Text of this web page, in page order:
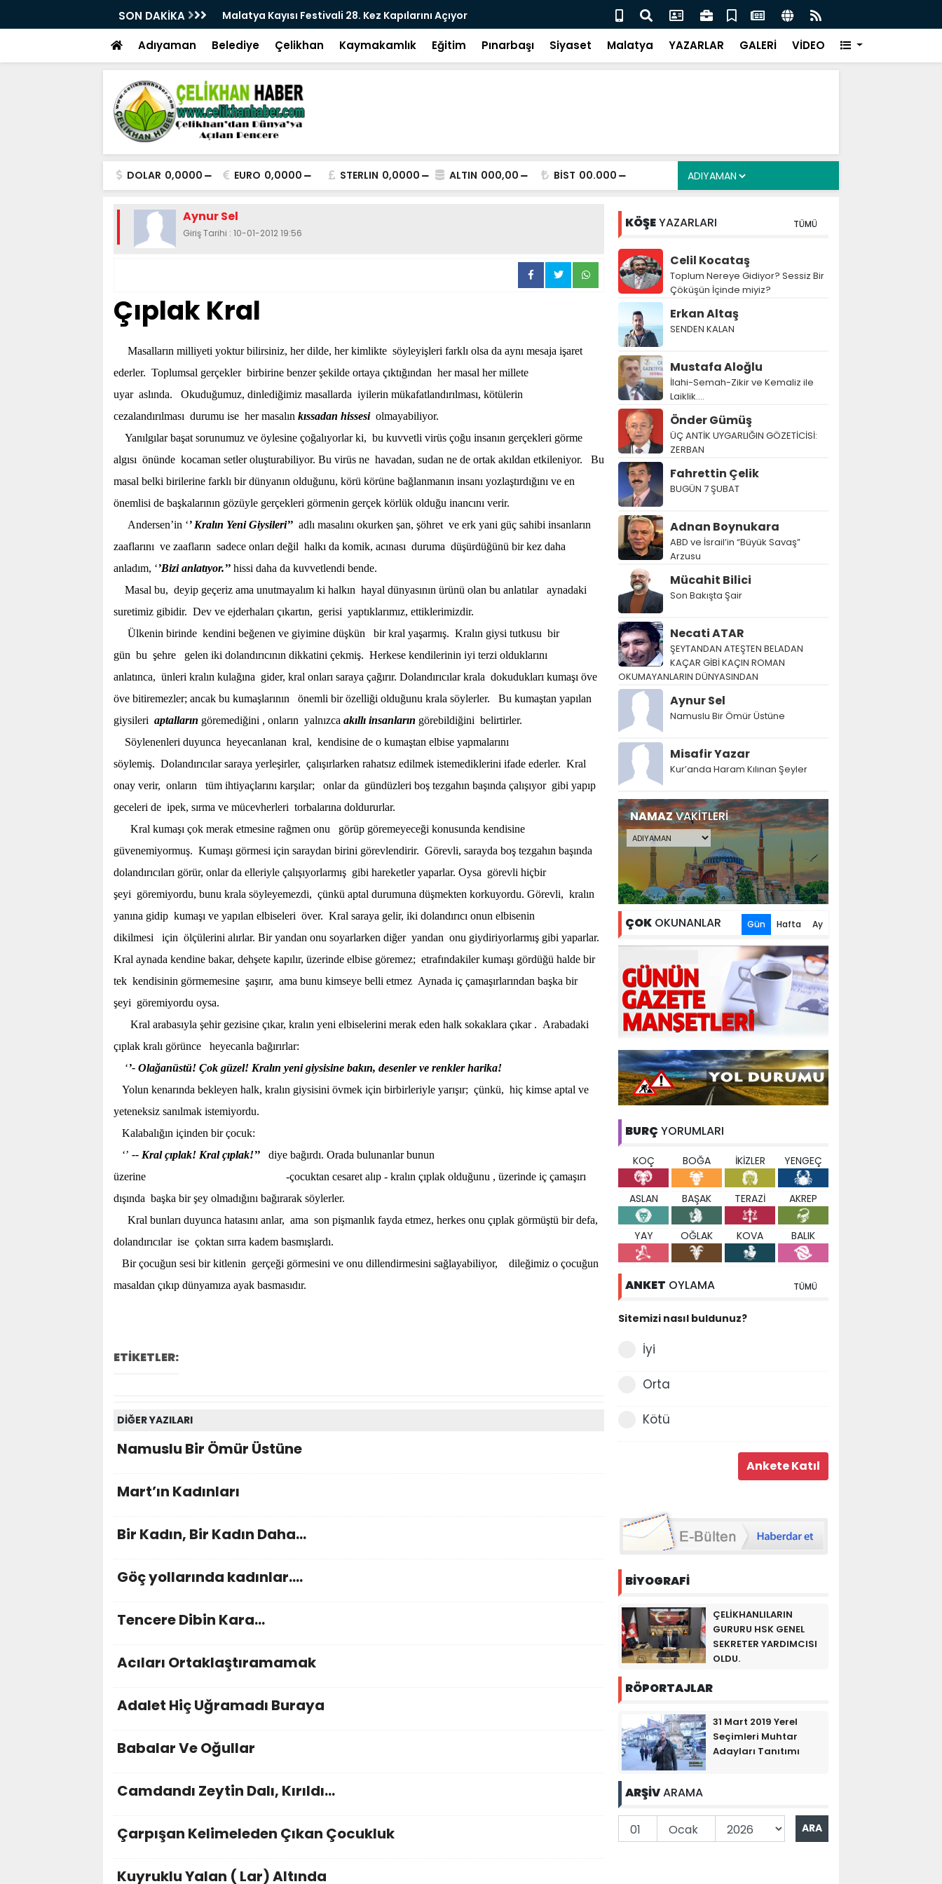
SON DAKİKA
Kez Kapılarını Açıyor Vesayetten Siyasete: DEM Parti’nin Tarihi Sınavı Milletvekili Alkayış, Cibuti’de diplomatik temaslarda bulundu
Adıyaman Belediye Çelikhan Kaymakamlık Eğitim Pınarbaşı Siyaset Malatya YAZARLAR GALERİ VİDEO
DOLAR 0,0000 EURO 0,0000 STERLIN 0,0000 ALTIN 000,00 BİST 00.000
Aynur Sel
Giriş Tarihi : 10-01-2012 19:56
Çıplak Kral
Masalların milliyeti yoktur bilirsiniz, her dilde, her kimlikte söyleyişleri farklı olsa da aynı mesaja işaret
ederler. Toplumsal gerçekler birbirine benzer şekilde ortaya çıktığından her masal her millete
uyar aslında. Okuduğumuz, dinlediğimiz masallarda iyilerin mükafatlandırılması, kötülerin
cezalandırılması durumu ise her masalın kıssadan hissesi olmayabiliyor.
Yanılgılar başat sorunumuz ve öylesine çoğalıyorlar ki, bu kuvvetli virüs çoğu insanın gerçekleri görme
algısı önünde kocaman setler oluşturabiliyor. Bu virüs ne havadan, sudan ne de ortak akıldan etkileniyor. Bu
masal belki birilerine farklı bir dünyanın olduğunu, körü körüne bağlanmanın insanı yozlaştırdığını ve en
önemlisi de başkalarının gözüyle gerçekleri görmenin gerçek körlük olduğu inancını verir.
Andersen’in ‘’ Kralın Yeni Giysileri’’ adlı masalını okurken şan, şöhret ve erk yani güç sahibi insanların
zaaflarını ve zaafların sadece onları değil halkı da komik, acınası duruma düşürdüğünü bir kez daha
anladım, ‘’Bizi anlatıyor.’’ hissi daha da kuvvetlendi bende.
Masal bu, deyip geçeriz ama unutmayalım ki halkın hayal dünyasının ürünü olan bu anlatılar aynadaki
suretimiz gibidir. Dev ve ejderhaları çıkartın, gerisi yaptıklarımız, ettiklerimizdir.
Ülkenin birinde kendini beğenen ve giyimine düşkün bir kral yaşarmış. Kralın giysi tutkusu bir
gün bu şehre gelen iki dolandırıcının dikkatini çekmiş. Herkese kendilerinin iyi terzi olduklarını
anlatınca, ünleri kralın kulağına gider, kral onları saraya çağırır. Dolandırıcılar krala dokudukları kumaşı öve
öve bitiremezler; ancak bu kumaşlarının önemli bir özelliği olduğunu krala söylerler. Bu kumaştan yapılan
giysileri aptalların göremediğini , onların yalnızca akıllı insanların görebildiğini belirtirler.
Söylenenleri duyunca heyecanlanan kral, kendisine de o kumaştan elbise yapmalarını
söylemiş. Dolandırıcılar saraya yerleşirler, çalışırlarken rahatsız edilmek istemediklerini ifade ederler. Kral
onay verir, onların tüm ihtiyaçlarını karşılar; onlar da gündüzleri boş tezgahın başında çalışıyor gibi yapıp
geceleri de ipek, sırma ve mücevherleri torbalarına doldururlar.
Kral kumaşı çok merak etmesine rağmen onu görüp göremeyeceği konusunda kendisine
güvenemiyormuş. Kumaşı görmesi için saraydan birini görevlendirir. Görevli, sarayda boş tezgahın başında
dolandırıcıları görür, onlar da elleriyle çalışıyorlarmış gibi hareketler yaparlar. Oysa görevli hiçbir
şeyi göremiyordu, bunu krala söyleyemezdi, çünkü aptal durumuna düşmekten korkuyordu. Görevli, kralın
yanına gidip kumaşı ve yapılan elbiseleri över. Kral saraya gelir, iki dolandırıcı onun elbisenin
dikilmesi için ölçülerini alırlar. Bir yandan onu soyarlarken diğer yandan onu giydiriyorlarmış gibi yaparlar.
Kral aynada kendine bakar, dehşete kapılır, üzerinde elbise göremez; etrafındakiler kumaşı gördüğü halde bir
tek kendisinin görmemesine şaşırır, ama bunu kimseye belli etmez Aynada iç çamaşırlarından başka bir
şeyi göremiyordu oysa.
Kral arabasıyla şehir gezisine çıkar, kralın yeni elbiselerini merak eden halk sokaklara çıkar . Arabadaki
çıplak kralı görünce heyecanla bağırırlar:
‘’- Olağanüstü! Çok güzel! Kralın yeni giysisine bakın, desenler ve renkler harika!
Yolun kenarında bekleyen halk, kralın giysisini övmek için birbirleriyle yarışır; çünkü, hiç kimse aptal ve
yeteneksiz sanılmak istemiyordu.
Kalabalığın içinden bir çocuk:
‘’ -- Kral çıplak! Kral çıplak!’’
diye bağırdı. Orada bulunanlar bunun
üzerine -çocuktan cesaret alıp - kralın çıplak olduğunu , üzerinde iç çamaşırı
dışında başka bir şey olmadığını bağırarak söylerler.
Kral bunları duyunca hatasını anlar, ama son pişmanlık fayda etmez, herkes onu çıplak görmüştü bir defa,
dolandırıcılar ise çoktan sırra kadem basmışlardı.
Bir çocuğun sesi bir kitlenin gerçeği görmesini ve onu dillendirmesini sağlayabiliyor, dileğimiz o çocuğun
masaldan çıkıp dünyamıza ayak basmasıdır.
ETİKETLER:
DİĞER YAZILARI
Namuslu Bir Ömür Üstüne
Mart’ın Kadınları
Bir Kadın, Bir Kadın Daha…
Göç yollarında kadınlar….
Tencere Dibin Kara…
Acıları Ortaklaştıramamak
Adalet Hiç Uğramadı Buraya
Babalar Ve Oğullar
Camdandı Zeytin Dalı, Kırıldı…
Çarpışan Kelimeleden Çıkan Çocukluk
Kuyruklu Yalan ( Lar) Altında
KÖŞEYAZARLARI TÜMÜ
Celil Kocataş
Toplum Nereye Gidiyor? Sessiz Bir
Çöküşün İçinde miyiz?
Erkan Altaş
SENDEN KALAN
Mustafa Aloğlu
İlahi-Semah-Zikir ve Kemaliz ile
Laiklik….
Önder Gümüş
ÜÇ ANTİK UYGARLIĞIN GÖZETİCİSİ:
ZERBAN
Fahrettin Çelik
BUGÜN 7 ŞUBAT
Adnan Boynukara
ABD ve İsrail’in “Büyük Savaş”
Arzusu
Mücahit Bilici
Son Bakışta Şair
Necati ATAR
ŞEYTANDAN ATEŞTEN BELADAN
KAÇAR GİBİ KAÇIN ROMAN
OKUMAYANLARIN DÜNYASINDAN
Aynur Sel
Namuslu Bir Ömür Üstüne
Misafir Yazar
Kur’anda Haram Kılınan Şeyler
NAMAZVAKİTLERİ
ÇOK OKUNANLAR Gün Hafta Ay
BURÇ YORUMLARI
KOÇ BOĞA İKİZLER YENGEÇ
ASLAN BAŞAK TERAZİ AKREP
YAY OĞLAK KOVA BALIK
ANKET OYLAMA TÜMÜ
Sitemizi nasıl buldunuz?
İyi
Orta
Kötü
BİYOGRAFİ
ÇELİKHANLILARIN
GURURU HSK GENEL
SEKRETER YARDIMCISI
OLDU.
RÖPORTAJLAR
31 Mart 2019 Yerel
Seçimleri Muhtar
Adayları Tanıtımı
ARŞİVARAMA